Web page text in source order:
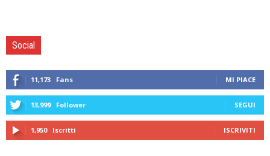
Social
11,173 Fans MI PIACE
13,999 Follower SEGUI
1,950 Iscritti ISCRIVITI